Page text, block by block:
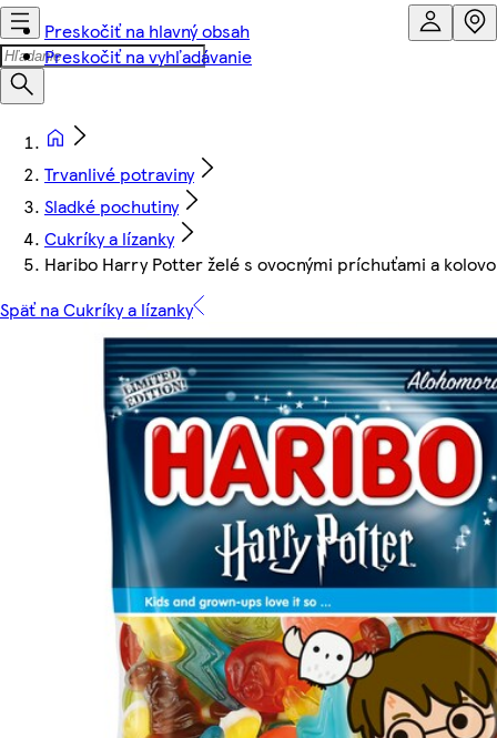
Preskočiť na hlavný obsah
Preskočiť na vyhľadávanie
Trvanlivé potraviny
Sladké pochutiny
Cukríky a lízanky
Haribo Harry Potter želé s ovocnými príchuťami a
Späť na Cukríky a lízanky